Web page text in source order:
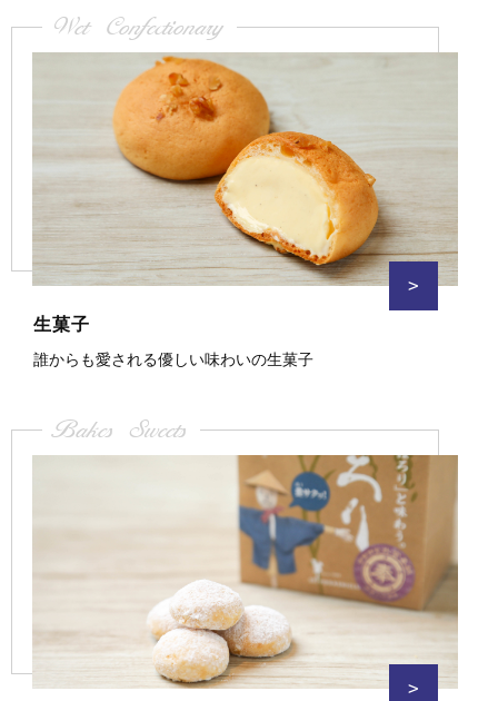
Wet Confectionary
>
生菓子
誰からも愛される優しい味わいの生菓子
Bakes Sweets
>